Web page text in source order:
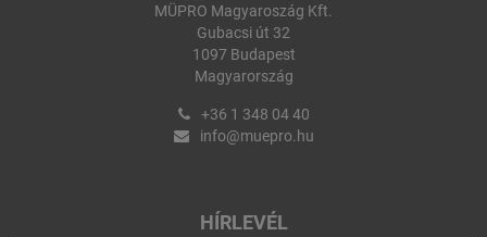
MÜPRO Magyaroszág Kft.
Gubacsi út 32
1097 Budapest
Magyarország
+36 1 348 04 40
info@muepro.hu
HÍRLEVÉL